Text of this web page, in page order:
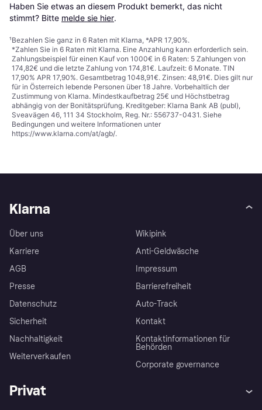
Haben Sie etwas an diesem Produkt bemerkt, das nicht
stimmt? Bitte melde sie hier.
¹Bezahlen Sie ganz in 6 Raten mit Klarna, *APR 17,90%.
*Zahlen Sie in 6 Raten mit Klarna. Eine Anzahlung kann erforderlich sein.
Zahlungsbeispiel für einen Kauf von 1000€ in 6 Raten: 5 Zahlungen von
174,82€ und die letzte Zahlung von 174,81€. Laufzeit: 6 Monate. TIN
17,90% APR 17,90%. Gesamtbetrag 1048,91€. Zinsen: 48,91€. Dies gilt nur
für in Österreich lebende Personen über 18 Jahre. Vorbehaltlich der
Zustimmung von Klarna. Mindestkaufbetrag 25€ und Höchstbetrag
abhängig von der Bonitätsprüfung. Kreditgeber: Klarna Bank AB (publ),
Sveavägen 46, 111 34 Stockholm, Reg. Nr.: 556737-0431. Siehe
Bedingungen und weitere Informationen unter
https://www.klarna.com/at/agb/.
Klarna
Über uns
Karriere
AGB
Presse
Datenschutz
Sicherheit
Nachhaltigkeit
Weiterverkaufen
Wikipink
Anti-Geldwäsche
Impressum
Barrierefreiheit
Auto-Track
Kontakt
Kontaktinformationen für
Behörden
Corporate governance
Privat